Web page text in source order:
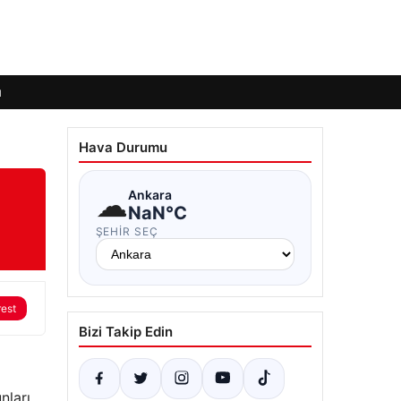
Hava Durumu
☁Ankara
NaN°C
ŞEHIR SEÇ
Bizi Takip Edin